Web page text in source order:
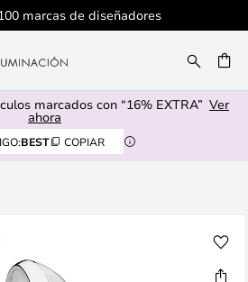
marcas de diseñadores
marcados con “16% EXTRA” Ver
ahora
BEST COPIAR